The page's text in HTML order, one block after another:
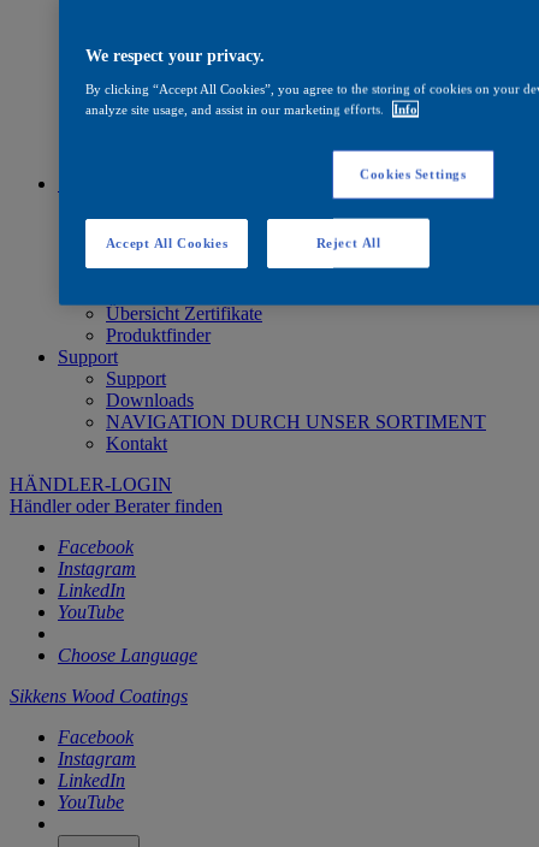
Farbkollektionen für den Außenbereich
— Joinery Colour Classics Plus
— Never Ending Impressions
Systemübersicht Innenbereich
Systemübersicht Außenbereich
Feuerhemmendes System
Übersicht Zertifikate
Produktfinder
Support
Support
Downloads
NAVIGATION DURCH UNSER SORTIMENT
Kontakt
HÄNDLER-LOGIN
Händler oder Berater finden
Facebook
Instagram
LinkedIn
YouTube
Choose Language
Sikkens Wood Coatings
Facebook
Instagram
LinkedIn
YouTube
We respect your privacy.
By clicking “Accept All Cookies”, you agree to the storing of cookies on your
analyze site usage, and assist in our marketing efforts.
Info
Cookies Settings
Reject All
Accept All Cookies